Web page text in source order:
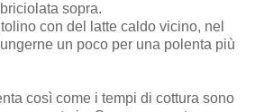
sopra.
con del latte caldo vicino, nel
un poco per una polenta più
così come i tempi di cottura sono